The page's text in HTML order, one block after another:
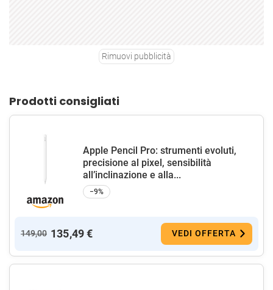
Rimuovi pubblicità
Prodotti consigliati
Apple Pencil Pro: strumenti evoluti,
precisione al pixel, sensibilità
all’inclinazione e alla...
−9%
149,00 135,49 € VEDI OFFERTA